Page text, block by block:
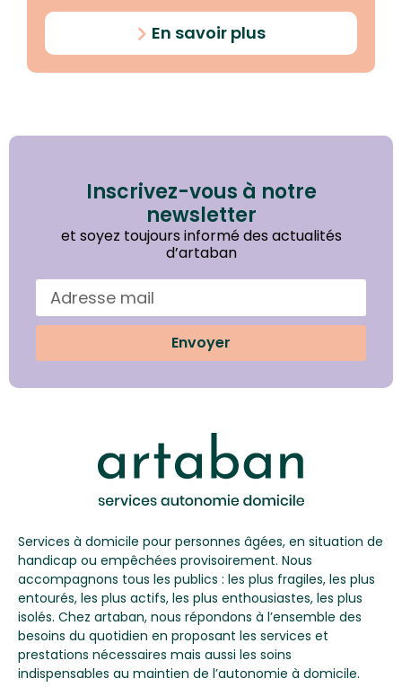
En savoir plus
Inscrivez-vous à notre
newsletter
et soyez toujours informé des actualités
d’artaban
Envoyer
Services à domicile pour personnes âgées, en situation de
handicap ou empêchées provisoirement. Nous
accompagnons tous les publics : les plus fragiles, les plus
entourés, les plus actifs, les plus enthousiastes, les plus
isolés. Chez artaban, nous répondons à l’ensemble des
besoins du quotidien en proposant les services et
prestations nécessaires mais aussi les soins
indispensables au maintien de l’autonomie à domicile.